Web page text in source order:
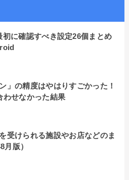
に確認すべき設定26個まとめ
」の精度はやはりすごかった！
わせなかった結果
受けられる施設やお店などのま
月版）